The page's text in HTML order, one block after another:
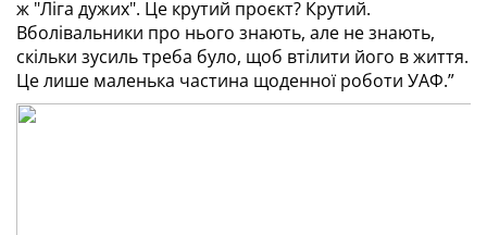
ж "Ліга дужих". Це крутий проєкт? Крутий.
Вболівальники про нього знають, але не знають,
скільки зусиль треба було, щоб втілити його в життя.
Це лише маленька частина щоденної роботи УАФ.”